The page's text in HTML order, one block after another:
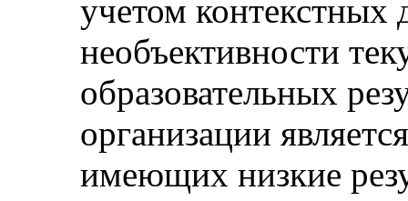
учетом
необъективности
образовательных
организации
имеющих низкие